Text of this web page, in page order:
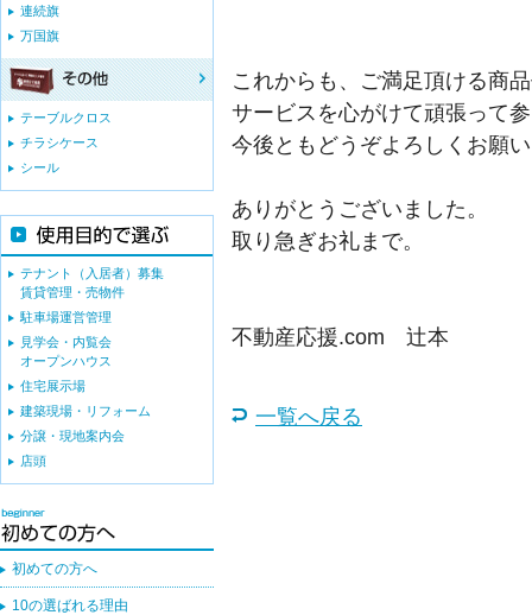
これからも、ご満足頂ける商
サービスを心がけて頑張って
今後ともどうぞよろしくお願
ありがとうございました。
取り急ぎお礼まで。
不動産応援.com 辻本
一覧へ戻る
連続旗
万国旗
テーブルクロス
チラシケース
シール
テナント（入居者）募集
賃貸管理・売物件
駐車場運営管理
見学会・内覧会
オープンハウス
住宅展示場
建築現場・リフォーム
分譲・現地案内会
店頭
初めての方へ
10の選ばれる理由